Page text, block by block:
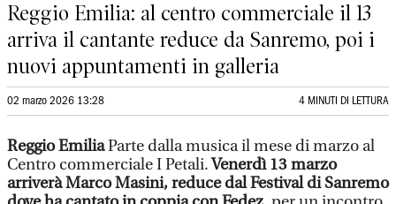
Reggio Emilia: al centro commerciale il 13
arriva il cantante reduce da Sanremo, poi i
nuovi appuntamenti in galleria
02 marzo 2026 13:28 4 MINUTI DI LETTURA
Reggio EmiliaParte dalla musica il mese di marzo al
Centro commerciale I Petali.Venerdì 13 marzo
arriverà Marco Masini, reduce dal Festival di Sanremo